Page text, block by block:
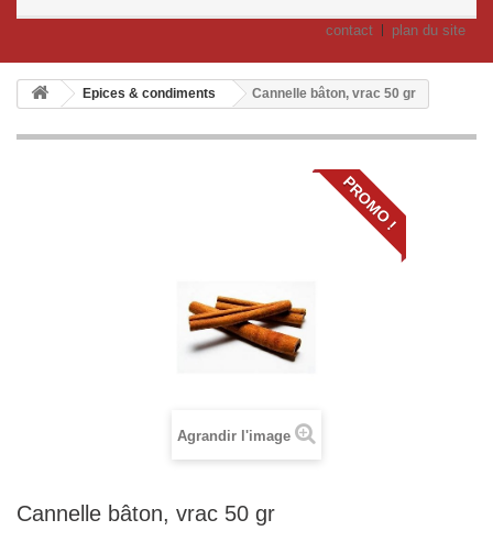
contact plan du site
Epices & condiments Cannelle bâton, vrac 50 gr
PROMO !
Agrandir l'image
Cannelle bâton, vrac 50 gr